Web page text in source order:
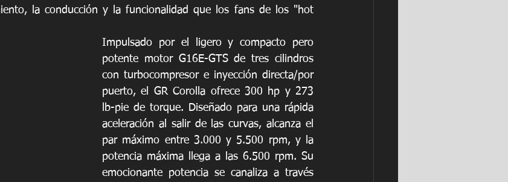
la conducción y la funcionalidad que los fans de los "hot
Impulsado por el ligero y compacto pero
potente motor G16E-GTS de tres cilindros
con turbocompresor e inyección directa/por
puerto, el GR Corolla ofrece 300 hp y 273
lb-pie de torque. Diseñado para una rápida
aceleración al salir de las curvas, alcanza el
par máximo entre 3.000 y 5.500 rpm, y la
potencia máxima llega a las 6.500 rpm. Su
emocionante potencia se canaliza a través